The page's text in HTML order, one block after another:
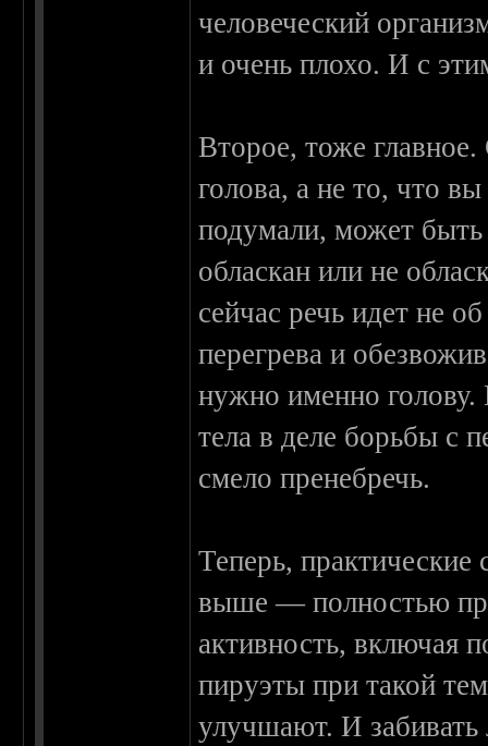
человеческий
и очень плохо. И с
Второе, тоже
голова, а не то, что
подумали, может быть
обласкан или не
сейчас речь идет не
перегрева и
нужно именно голову.
тела в деле борьбы с
смело пренебречь.
Теперь,
выше — полностью
активность, включая
пируэты при такой
улучшают. И забивать